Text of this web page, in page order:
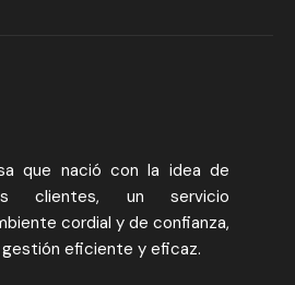
que nació con la idea de
clientes, un servicio
cordial y de confianza,
eficiente y eficaz.